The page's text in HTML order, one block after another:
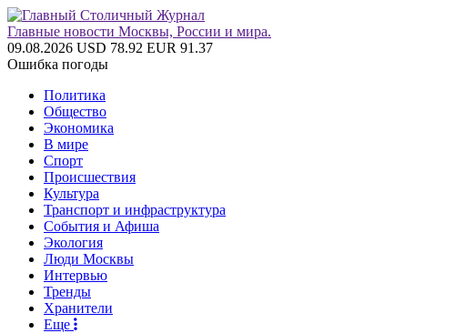
Главные новости Москвы, России и мира.
09.08.2026 USD 78.92 EUR 91.37
Ошибка погоды
Политика
Общество
Экономика
В мире
Спорт
Происшествия
Культура
Транспорт и инфраструктура
События и Афиша
Экология
Люди Москвы
Интервью
Тренды
Хранители
Еще